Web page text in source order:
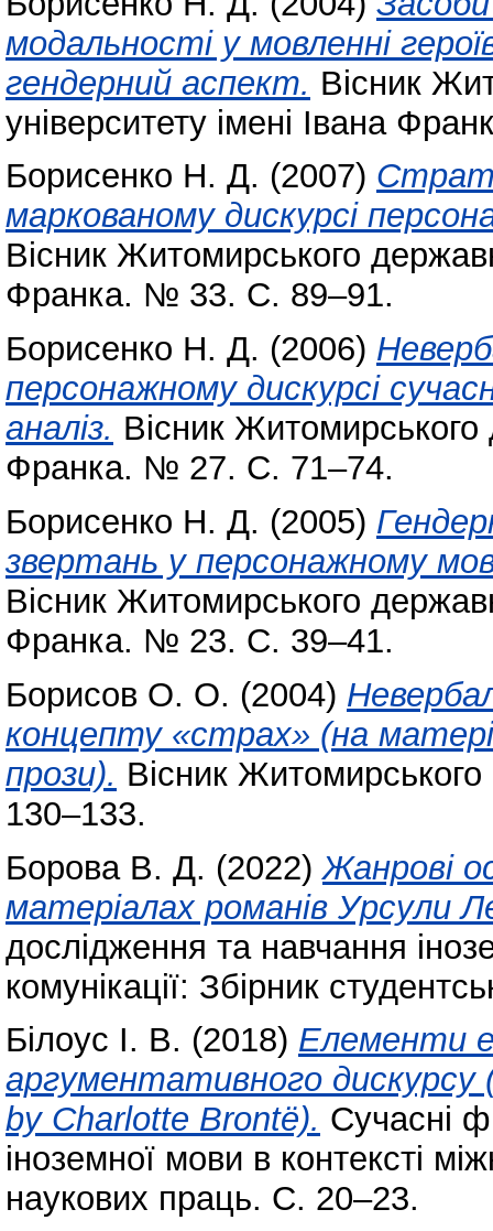
модальності у мовленні
гендерний аспект. Вісник
університету імені Івана
Борисенко Н. Д. (2007)
маркованому дискурсі
Вісник Житомирського
Франка. № 33. С. 89–91.
Борисенко Н. Д. (2006)
персонажному дискурсі
аналіз. Вісник Житомирського
Франка. № 27. С. 71–74.
Борисенко Н. Д. (2005)
звертань у персонажному
Вісник Житомирського
Франка. № 23. С. 39–41.
Борисов О. О. (2004)
концепту «страх» (на
прози). Вісник Житомирського
130–133.
Борова В. Д. (2022) Жанрові
матеріалах романів Урсули
дослідження та навчання
комунікації: Збірник
Білоус І. В. (2018) Елементи
аргументативного дискурсу
by Charlotte Brontë). Сучасні
іноземної мови в контексті
наукових праць. С. 20–23.